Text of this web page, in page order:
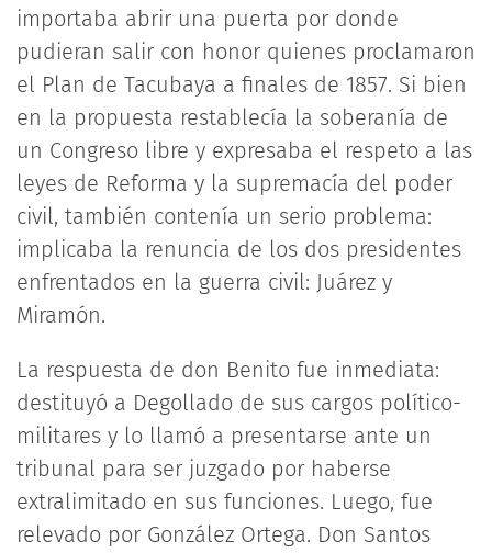
importaba abrir una puerta por donde
pudieran salir con honor quienes proclamaron
el Plan de Tacubaya a finales de 1857. Si bien
en la propuesta restablecía la soberanía de
un Congreso libre y expresaba el respeto a las
leyes de Reforma y la supremacía del poder
civil, también contenía un serio problema:
implicaba la renuncia de los dos presidentes
enfrentados en la guerra civil: Juárez y
Miramón.
La respuesta de don Benito fue inmediata:
destituyó a Degollado de sus cargos político-
militares y lo llamó a presentarse ante un
tribunal para ser juzgado por haberse
extralimitado en sus funciones. Luego, fue
relevado por González Ortega. Don Santos